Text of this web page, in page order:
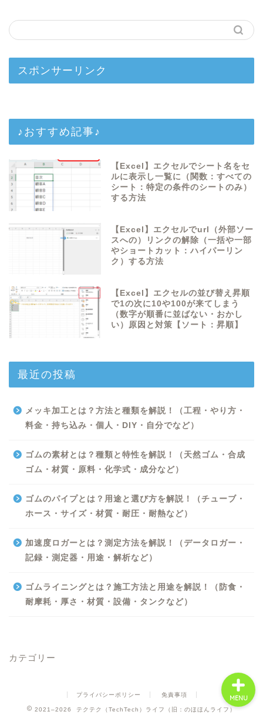
スポンサーリンク
♪おすすめ記事♪
【Excel】エクセルでシート名をセ
ルに表示し一覧に（関数：すべての
シート：特定の条件のシートのみ）
する方法
【Excel】エクセルでurl（外部ソー
スへの）リンクの解除（一括や一部
やショートカット：ハイパーリン
ク）する方法
【Excel】エクセルの並び替え昇順
で1の次に10や100が来てしまう
（数字が順番に並ばない・おかし
い）原因と対策【ソート：昇順】
最近の投稿
メッキ加工とは？方法と種類を解説！（工程・やり方・
料金・持ち込み・個人・DIY・自分でなど）
ゴムの素材とは？種類と特性を解説！（天然ゴム・合成
ゴム・材質・原料・化学式・成分など）
ゴムのパイプとは？用途と選び方を解説！（チューブ・
ホース・サイズ・材質・耐圧・耐熱など）
加速度ロガーとは？測定方法を解説！（データロガー・
記録・測定器・用途・解析など）
ゴムライニングとは？施工方法と用途を解説！（防食・
耐摩耗・厚さ・材質・設備・タンクなど）
カテゴリー
プライバシーポリシー 免責事項
2021–2026 テクテク（TechTech）ライフ（旧：のほほんライフ）
MENU
WORD